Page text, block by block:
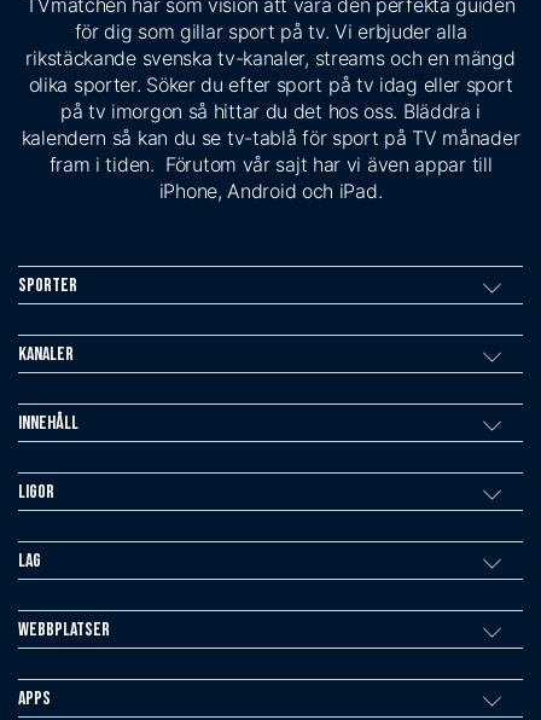
TVmatchen har som vision att vara den perfekta guiden
för dig som gillar sport på tv. Vi erbjuder alla
rikstäckande svenska tv-kanaler, streams och en mängd
olika sporter. Söker du efter sport på tv idag eller sport
på tv imorgon så hittar du det hos oss. Bläddra i
kalendern så kan du se tv-tablå för sport på TV månader
fram i tiden. Förutom vår sajt har vi även appar till
iPhone, Android och iPad.
Sporter
Kanaler
Innehåll
Ligor
Lag
Webbplatser
Apps